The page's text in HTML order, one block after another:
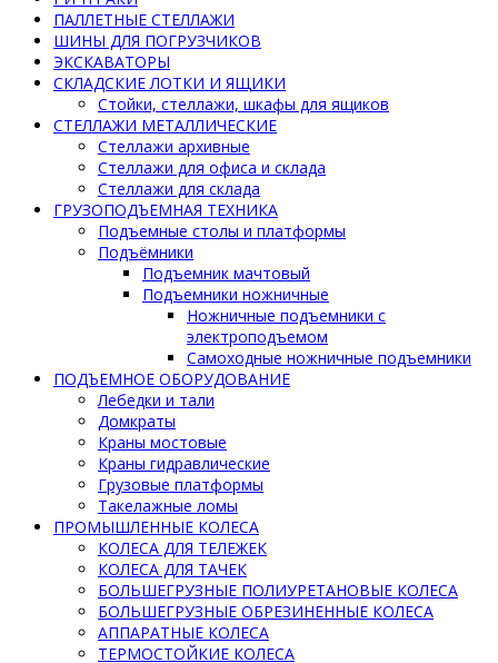
ПАЛЛЕТНЫЕ СТЕЛЛАЖИ
ШИНЫ ДЛЯ ПОГРУЗЧИКОВ
ЭКСКАВАТОРЫ
СКЛАДСКИЕ ЛОТКИ И ЯЩИКИ
Стойки, стеллажи, шкафы для ящиков
СТЕЛЛАЖИ МЕТАЛЛИЧЕСКИЕ
Стеллажи архивные
Стеллажи для офиса и склада
Стеллажи для склада
ГРУЗОПОДЪЕМНАЯ ТЕХНИКА
Подъемные столы и платформы
Подъёмники
Подъемник мачтовый
Подъемники ножничные
Ножничные подъемники с
электроподъемом
Самоходные ножничные подъемники
ПОДЪЕМНОЕ ОБОРУДОВАНИЕ
Лебедки и тали
Домкраты
Краны мостовые
Краны гидравлические
Грузовые платформы
Такелажные ломы
ПРОМЫШЛЕННЫЕ КОЛЕСА
КОЛЕСА ДЛЯ ТЕЛЕЖЕК
КОЛЕСА ДЛЯ ТАЧЕК
БОЛЬШЕГРУЗНЫЕ ПОЛИУРЕТАНОВЫЕ КОЛЕСА
БОЛЬШЕГРУЗНЫЕ ОБРЕЗИНЕННЫЕ КОЛЕСА
АППАРАТНЫЕ КОЛЕСА
ТЕРМОСТОЙКИЕ КОЛЕСА